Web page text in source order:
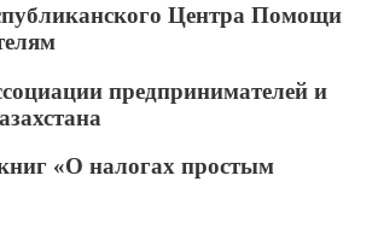
Центра Помощи
предпринимателей и
«О налогах простым